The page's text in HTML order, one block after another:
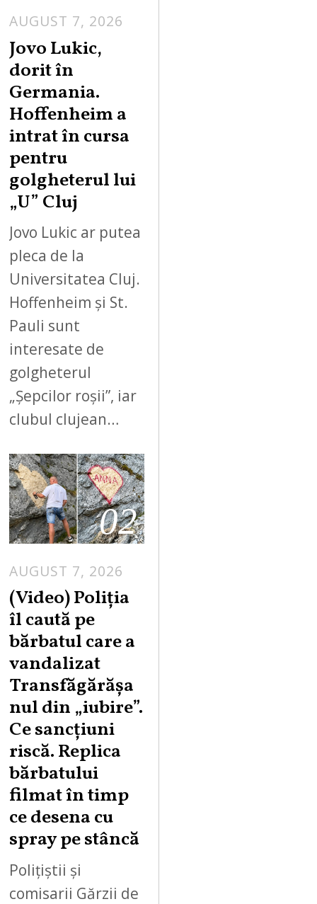
AUGUST 7, 2026
Jovo Lukic,
dorit în
Germania.
Hoffenheim a
intrat în cursa
pentru
golgheterul lui
„U” Cluj
Jovo Lukic ar putea
pleca de la
Universitatea Cluj.
Hoffenheim și St.
Pauli sunt
interesate de
golgheterul
„Șepcilor roșii”, iar
clubul clujean…
02
AUGUST 7, 2026
U
G
S
7
,
(Video) Poliția
îl caută pe
bărbatul care a
vandalizat
Transfăgărășa
nul din „iubire”.
Ce sancțiuni
riscă. Replica
bărbatului
filmat în timp
ce desena cu
spray pe stâncă
Polițiștii și
comisarii Gărzii de